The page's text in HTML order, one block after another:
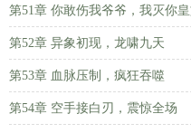
第51章 你敢伤我爷爷，我灭你
第52章 异象初现，龙啸九天
第53章 血脉压制，疯狂吞噬
第54章 空手接白刃，震惊全场